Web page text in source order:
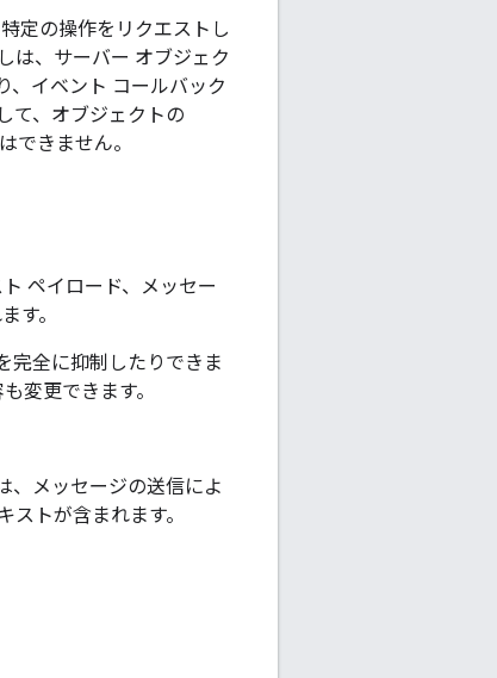
定の操作をリクエストし
は、サーバー オブジェク
、イベント コールバック
て、オブジェクトの
できません。
ペイロード、メッセー
す。
完全に抑制したりできま
変更できます。
、メッセージの送信によ
トが含まれます。